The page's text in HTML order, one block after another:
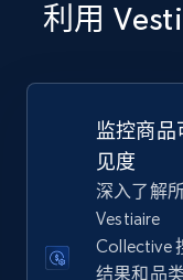
eBay
URL, Product
Seller reviews,
more.
2.5K+
利用
监控商品
见度
深入了解
Vestiaire
Collective
结果和品